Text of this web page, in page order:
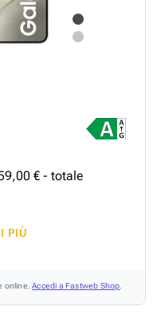
,00 € - totale
PIÙ
online.Accedi a Fastweb Shop